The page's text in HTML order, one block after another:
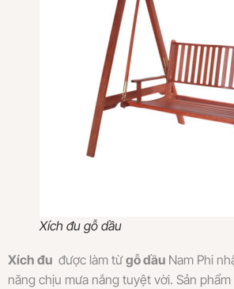
Xích đu gỗ dầu
Xích đu được làm từgỗ dầu Nam Phi
năng chịu mưa nắng tuyệt vời. Sản